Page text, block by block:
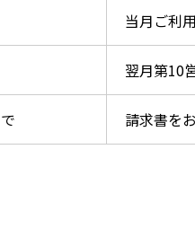
当月ご利
翌月第10
請求書を